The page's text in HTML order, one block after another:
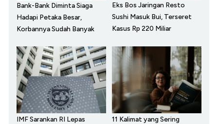
Bank-Bank Diminta Siaga
Hadapi Petaka Besar,
Korbannya Sudah Banyak
Eks Bos Jaringan Resto
Sushi Masuk Bui, Terseret
Kasus Rp 220 Miliar
IMF Sarankan RI Lepas
11 Kalimat yang Sering